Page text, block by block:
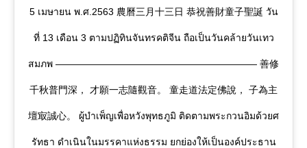
5 เมษายน พ.ศ.2563 農曆三月十三日 恭祝善財童子聖誕 วัน
ที่ 13 เดือน 3 ตามปฏิทินจันทรคติจีน ถือเป็นวันคล้ายวันเทว
สมภพ ————————————————————— 善修
千秋普門深， 才願一志隨觀音。 童走道法定佛說， 子為主
壇㝡誠心。 ผู้บำเพ็ญเพื่อหวังพุทธภูมิ ติดตามพระกวนอิมด้วยศ
รัทธา ดำเนินในมรรคาแห่งธรรม ยกย่องให้เป็นองค์ประธาน